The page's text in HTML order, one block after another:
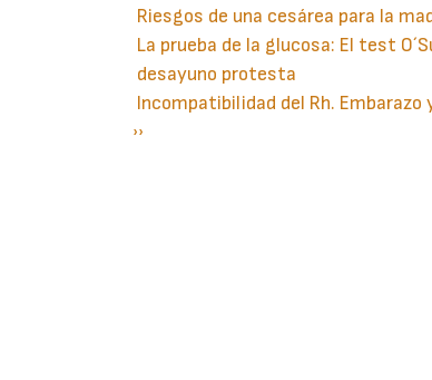
Riesgos de una cesárea para la
La prueba de la glucosa: El test
desayuno protesta
Incompatibilidad del Rh. Embarazo
Paginación
Siguiente
››